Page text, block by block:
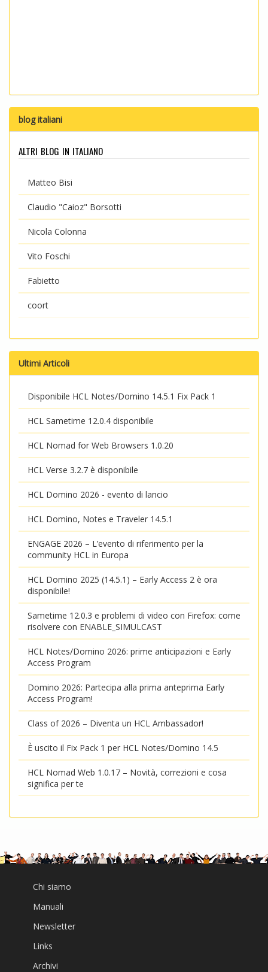
blog italiani
altri blog in italiano
Matteo Bisi
Claudio "Caioz" Borsotti
Nicola Colonna
Vito Foschi
Fabietto
coort
Ultimi Articoli
Disponibile HCL Notes/Domino 14.5.1 Fix Pack 1
HCL Sametime 12.0.4 disponibile
HCL Nomad for Web Browsers 1.0.20
HCL Verse 3.2.7 è disponibile
HCL Domino 2026 - evento di lancio
HCL Domino, Notes e Traveler 14.5.1
ENGAGE 2026 – L’evento di riferimento per la
community HCL in Europa
HCL Domino 2025 (14.5.1) – Early Access 2 è ora
disponibile!
Sametime 12.0.3 e problemi di video con Firefox: come
risolvere con ENABLE_SIMULCAST
HCL Notes/Domino 2026: prime anticipazioni e Early
Access Program
Domino 2026: Partecipa alla prima anteprima Early
Access Program!
Class of 2026 – Diventa un HCL Ambassador!
È uscito il Fix Pack 1 per HCL Notes/Domino 14.5
HCL Nomad Web 1.0.17 – Novità, correzioni e cosa
significa per te
Chi siamo
Manuali
Newsletter
Links
Archivi